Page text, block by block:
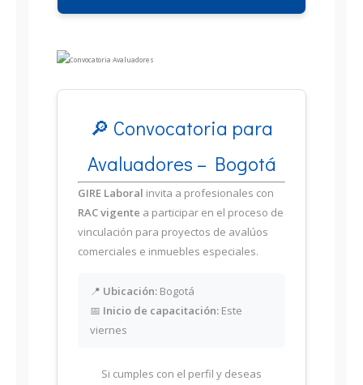
🔎 Convocatoria para
Avaluadores – Bogotá
GIRE Laboral invita a profesionales con
RAC vigente a participar en el proceso de
vinculación para proyectos de avalúos
comerciales e inmuebles especiales.
📍 Ubicación: Bogotá
📅 Inicio de capacitación: Este
viernes
Si cumples con el perfil y deseas